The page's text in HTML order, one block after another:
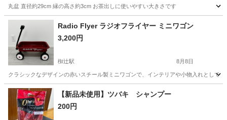
丸盆 直径約29cm 縁の高さ約3cm お茶出しに使いやすい大きさです
京都 京都市 家庭用品
Radio Flyer ラジオフライヤー ミニワゴン
3,200円
椥辻駅 8月8日
クラシックなデザインの赤いスチール製ミニワゴンで、インテリアや小物入れとして
京都 京都市 椥辻駅 その他
【新品未使用】ツバキ シャンプー
200円